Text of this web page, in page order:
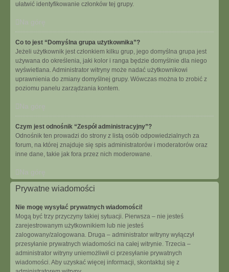
ułatwić identyfikowanie członków tej grupy.
Na górę
Co to jest “Domyślna grupa użytkownika”?
Jeżeli użytkownik jest członkiem kilku grup, jego domyślna grupa jest
używana do określenia, jaki kolor i ranga będzie domyślnie dla niego
wyświetlana. Administrator witryny może nadać użytkownikowi
uprawnienia do zmiany domyślnej grupy. Wówczas można to zrobić z
poziomu panelu zarządzania kontem.
Na górę
Czym jest odnośnik “Zespół administracyjny”?
Odnośnik ten prowadzi do strony z listą osób odpowiedzialnych za
forum, na której znajduje się spis administratorów i moderatorów oraz
inne dane, takie jak fora przez nich moderowane.
Na górę
Prywatne wiadomości
Nie mogę wysyłać prywatnych wiadomości!
Mogą być trzy przyczyny takiej sytuacji. Pierwsza – nie jesteś
zarejestrowanym użytkownikiem lub nie jesteś
zalogowany/zalogowana. Druga – administrator witryny wyłączył
przesyłanie prywatnych wiadomości na całej witrynie. Trzecia –
administrator witryny uniemożliwił ci przesyłanie prywatnych
wiadomości. Aby uzyskać więcej informacji, skontaktuj się z